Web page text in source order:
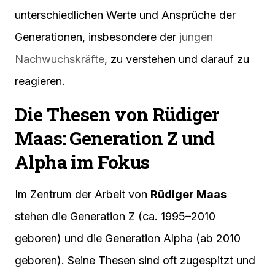
unterschiedlichen Werte und Ansprüche der
Generationen, insbesondere der jungen
Nachwuchskräfte, zu verstehen und darauf zu
reagieren.
Die Thesen von Rüdiger
Maas: Generation Z und
Alpha im Fokus
Im Zentrum der Arbeit von Rüdiger Maas
stehen die Generation Z (ca. 1995–2010
geboren) und die Generation Alpha (ab 2010
geboren). Seine Thesen sind oft zugespitzt und